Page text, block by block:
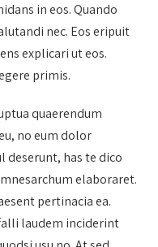
in eos. Quando
nec. Eos eripuit
explicari ut eos.
primis.
quaerendum
no eum dolor
deserunt, has te dico
elaboraret.
pertinacia ea.
laudem inciderint